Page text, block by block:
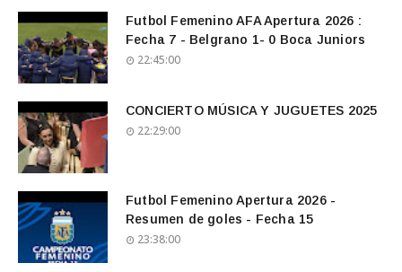
Futbol Femenino AFA Apertura 2026 :
Fecha 7 - Belgrano 1- 0 Boca Juniors
22:45:00
CONCIERTO MÚSICA Y JUGUETES 2025
22:29:00
Futbol Femenino Apertura 2026 -
Resumen de goles - Fecha 15
23:38:00